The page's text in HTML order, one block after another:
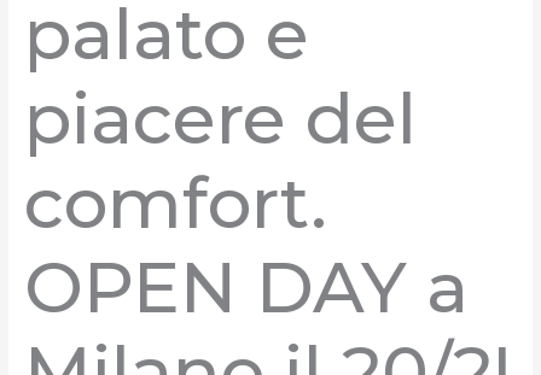
palato e
piacere del
comfort.
OPEN DAY a